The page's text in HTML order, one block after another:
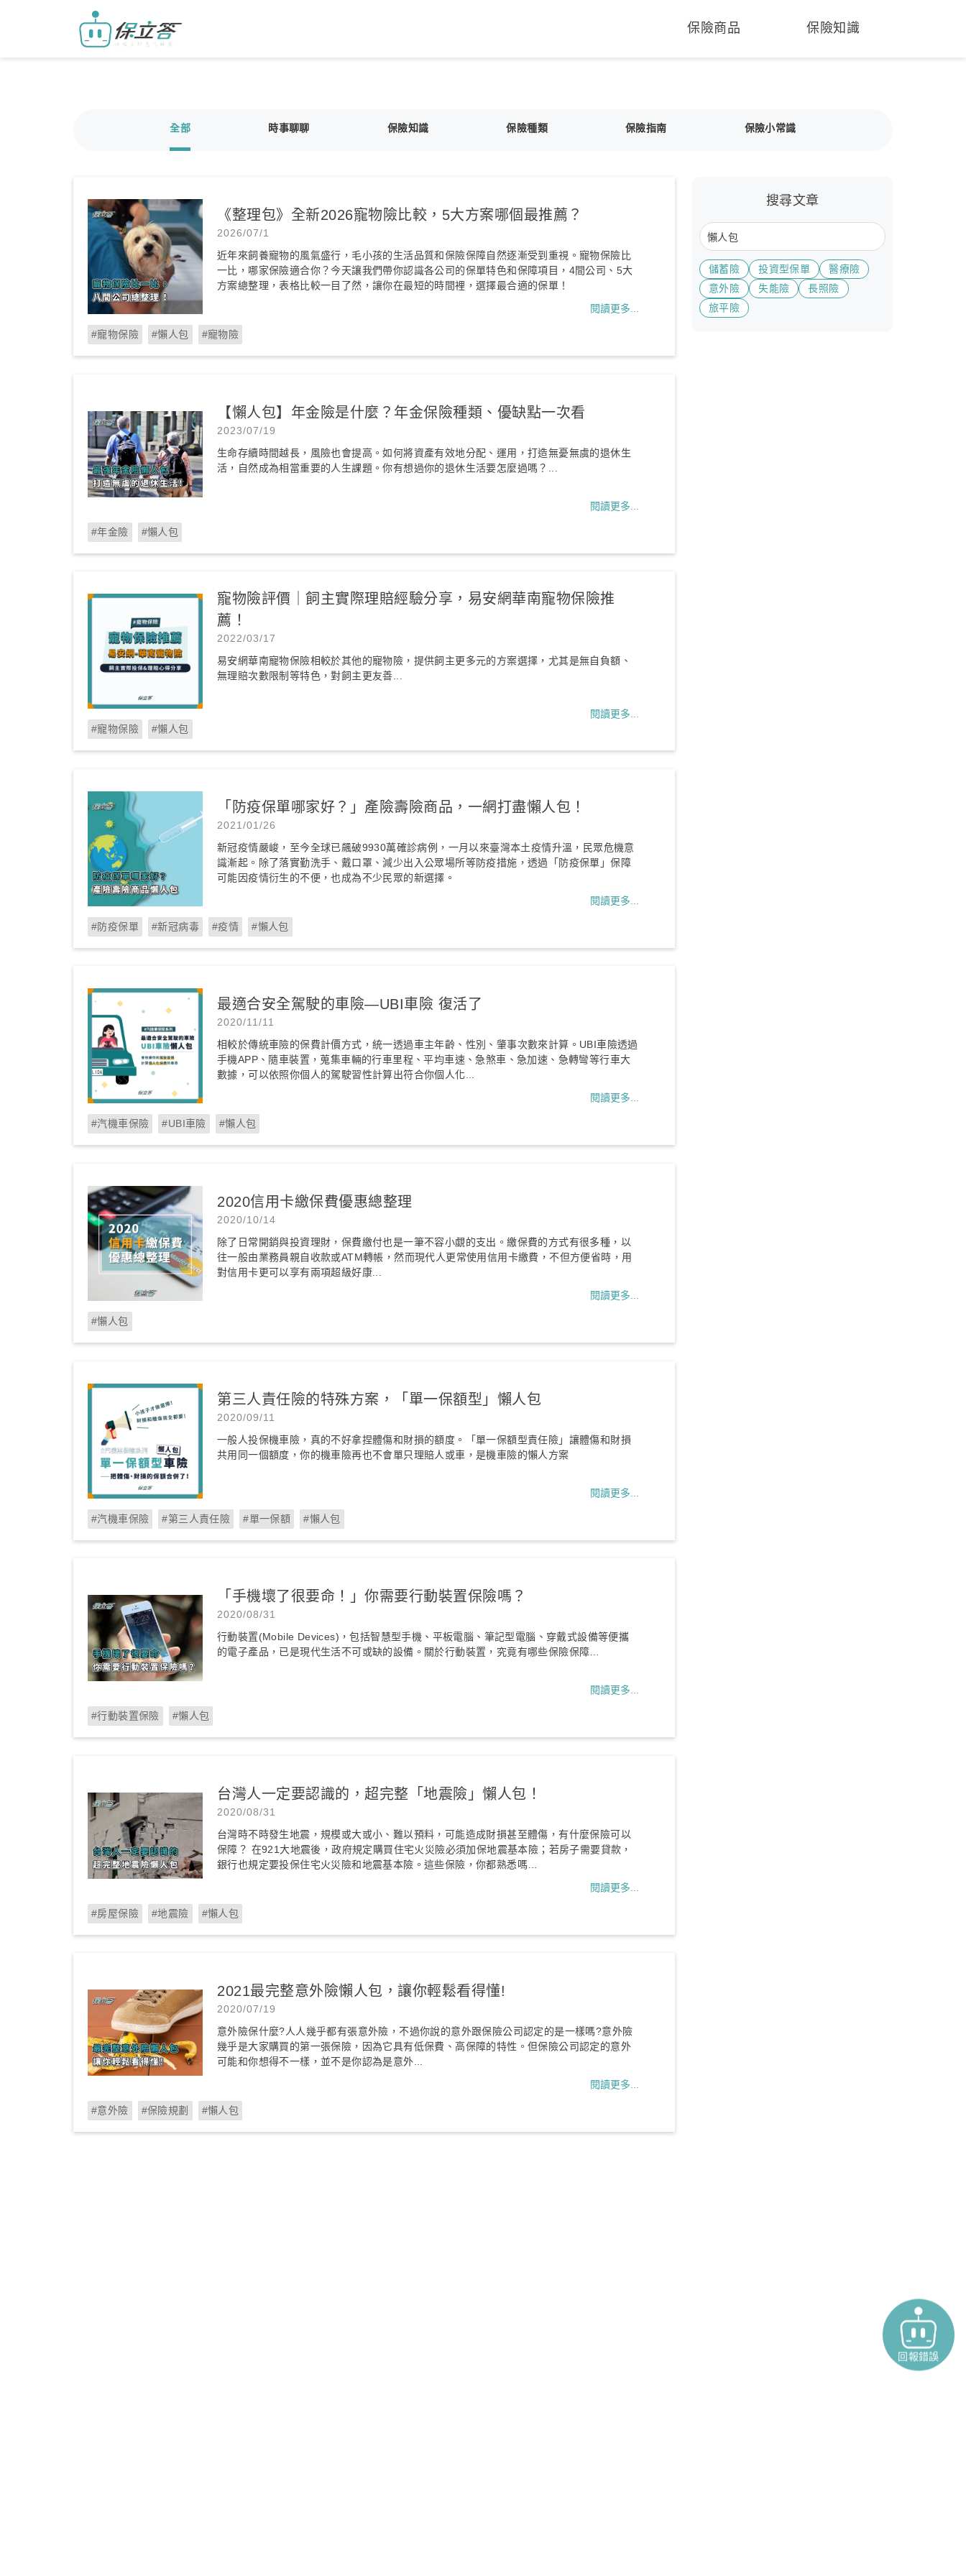
保險商品 保險知識
全部 時事聊聊 保險知識 保險種類 保險指南 保險小常識
《整理包》全新2026寵物險比較，5大方案哪個最推薦？
2026/07/1
近年來飼養寵物的風氣盛行，毛小孩的生活品質和保險保障自然逐漸受到重視。寵物保險比
一比，哪家保險適合你？今天讓我們帶你認識各公司的保單特色和保障項目，4間公司、5大
方案總整理，表格比較一目了然，讓你在最短的時間裡，選擇最合適的保單！
閱讀更多...
#寵物保險 #懶人包 #寵物險
【懶人包】年金險是什麼？年金保險種類、優缺點一次看
2023/07/19
生命存續時間越長，風險也會提高。如何將資產有效地分配、運用，打造無憂無虞的退休生
活，自然成為相當重要的人生課題。你有想過你的退休生活要怎麼過嗎？...
閱讀更多...
#年金險 #懶人包
寵物險評價｜飼主實際理賠經驗分享，易安網華南寵物保險推
薦！
2022/03/17
易安網華南寵物保險相較於其他的寵物險，提供飼主更多元的方案選擇，尤其是無自負額、
無理賠次數限制等特色，對飼主更友善...
閱讀更多...
#寵物保險
#懶人包
「防疫保單哪家好？」產險壽險商品，一網打盡懶人包！
2021/01/26
新冠疫情嚴峻，至今全球已飆破9930萬確診病例，一月以來臺灣本土疫情升溫，民眾危機意
識漸起。除了落實勤洗手、戴口罩、減少出入公眾場所等防疫措施，透過「防疫保單」保障
可能因疫情衍生的不便，也成為不少民眾的新選擇。
閱讀更多...
#防疫保單 #新冠病毒 #疫情 #懶人包
最適合安全駕駛的車險—UBI車險 復活了
2020/11/11
相較於傳統車險的保費計價方式，統一透過車主年齡、性別、肇事次數來計算。UBI車險透過
手機APP、隨車裝置，蒐集車輛的行車里程、平均車速、急煞車、急加速、急轉彎等行車大
數據，可以依照你個人的駕駛習性計算出符合你個人化...
閱讀更多...
#汽機車保險 #UBI車險 #懶人包
2020信用卡繳保費優惠總整理
2020/10/14
除了日常開銷與投資理財，保費繳付也是一筆不容小覷的支出。繳保費的方式有很多種，以
往一般由業務員親自收款或ATM轉帳，然而現代人更常使用信用卡繳費，不但方便省時，用
對信用卡更可以享有兩項超級好康...
閱讀更多...
#懶人包
第三人責任險的特殊方案，「單一保額型」懶人包
2020/09/11
一般人投保機車險，真的不好拿捏體傷和財損的額度。「單一保額型責任險」讓體傷和財損
共用同一個額度，你的機車險再也不會單只理賠人或車，是機車險的懶人方案
閱讀更多...
#汽機車保險 #第三人責任險 #單一保額 #懶人包
「手機壞了很要命！」你需要行動裝置保險嗎？
2020/08/31
行動裝置(Mobile Devices)，包括智慧型手機、平板電腦、筆記型電腦、穿戴式設備等便攜
的電子產品，已是現代生活不可或缺的設備。關於行動裝置，究竟有哪些保險保障…
閱讀更多...
#行動裝置保險 #懶人包
台灣人一定要認識的，超完整「地震險」懶人包！
2020/08/31
台灣時不時發生地震，規模或大或小、難以預料，可能造成財損甚至體傷，有什麼保險可以
保障？ 在921大地震後，政府規定購買住宅火災險必須加保地震基本險；若房子需要貸款，
銀行也規定要投保住宅火災險和地震基本險。這些保險，你都熟悉嗎…
閱讀更多...
#房屋保險 #地震險 #懶人包
2021最完整意外險懶人包，讓你輕鬆看得懂!
2020/07/19
意外險保什麼?人人幾乎都有張意外險，不過你說的意外跟保險公司認定的是一樣嗎?意外險
幾乎是大家購買的第一張保險，因為它具有低保費、高保障的特性。但保險公司認定的意外
可能和你想得不一樣，並不是你認為是意外...
閱讀更多...
#意外險 #保險規劃 #懶人包
搜尋文章
儲蓄險 投資型保單
醫療險
意外險
失能險
長照險
旅平險
回報錯誤